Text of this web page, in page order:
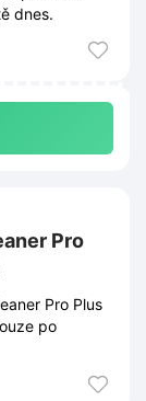
dnes.
Pro
Pro Plus
po